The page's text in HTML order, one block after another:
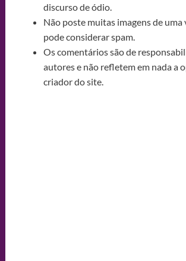
discurso de ódio.
Não poste muitas imagens de uma
pode considerar spam.
Os comentários são de
autores e não refletem em nada a
criador do site.